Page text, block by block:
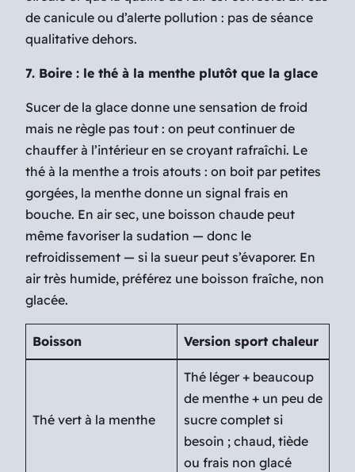
de canicule ou d’alerte pollution : pas de séance
qualitative dehors.
7. Boire : le thé à la menthe plutôt que la glace
Sucer de la glace donne une sensation de froid
mais ne règle pas tout : on peut continuer de
chauffer à l’intérieur en se croyant rafraîchi. Le
thé à la menthe a trois atouts : on boit par petites
gorgées, la menthe donne un signal frais en
bouche. En air sec, une boisson chaude peut
même favoriser la sudation — donc le
refroidissement — si la sueur peut s’évaporer. En
air très humide, préférez une boisson fraîche, non
glacée.
Boisson Version sport chaleur
Thé vert à la menthe
Thé léger + beaucoup
de menthe + un peu de
sucre complet si
besoin ; chaud, tiède
ou frais non glacé